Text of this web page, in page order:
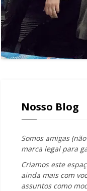
Nosso Blog
Somos amigas
marca legal para
Criamos este
ainda mais com
assuntos como